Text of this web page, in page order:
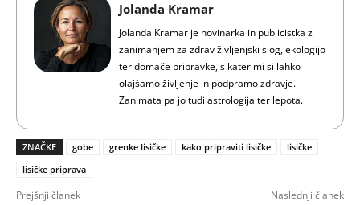
Jolanda Kramar
Jolanda Kramar je novinarka in publicistka z
zanimanjem za zdrav življenjski slog, ekologijo
ter domače pripravke, s katerimi si lahko
olajšamo življenje in podpramo zdravje.
Zanimata pa jo tudi astrologija ter lepota.
ZNAČKE gobe grenke lisičke kako pripraviti lisičke
lisičke
lisičke priprava
Prejšnji članek Naslednji članek